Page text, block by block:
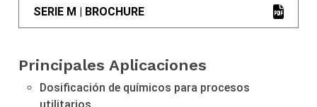
SERIE M | BROCHURE
Principales Aplicaciones
Dosificación de químicos para procesos
utilitarios.